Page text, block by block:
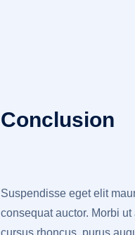
Conclusion
Suspendisse eget elit
consequat auctor. Morbi
cursus rhoncus, purus